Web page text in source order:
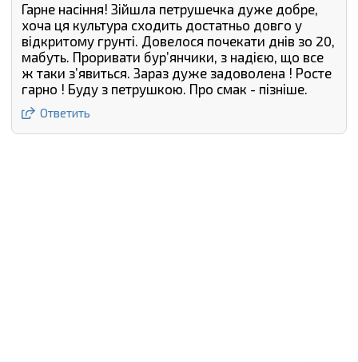
Гарне насіння! Зійшла петрушечка дуже добре,
хоча ця культура сходить достатньо довго у
відкритому грунті. Довелося почекати днів зо 20,
мабуть. Проривати бурʼянчики, з надією, що все
ж таки зʼявиться. Зараз дуже задоволена ! Росте
гарно ! Буду з петрушкою. Про смак - пізніше.
Ответить